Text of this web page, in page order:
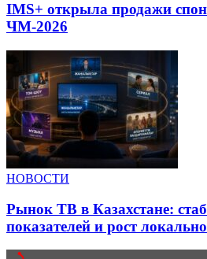
IMS+ открыла продажи
ЧМ-2026
НОВОСТИ
Рынок ТВ в Казахстане:
показателей и рост